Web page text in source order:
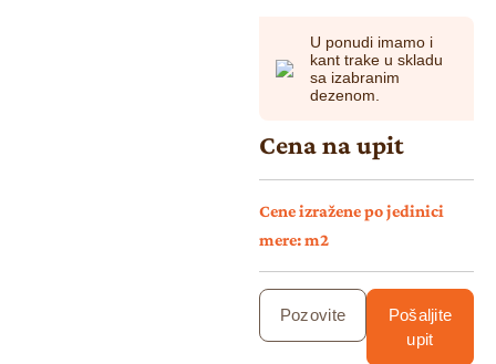
U ponudi imamo i
kant trake u skladu
sa izabranim
dezenom.
Cena na upit
Cene izražene po jedinici
mere: m2
Pozovite
Pošaljite
upit